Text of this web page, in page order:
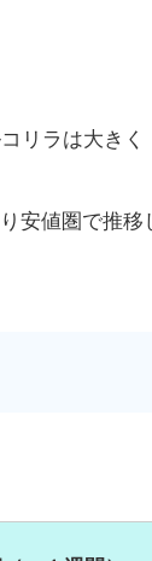
リラは大きく
安値圏で推移